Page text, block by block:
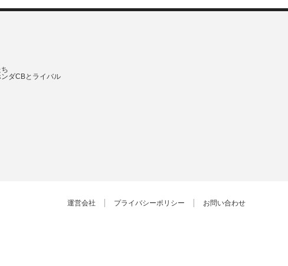
ダCBとライバル
運営会社 プライバシーポリシー お問い合わせ